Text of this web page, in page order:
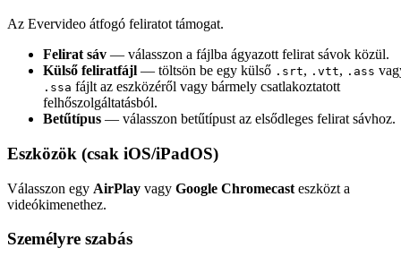
Az Evervideo átfogó feliratot támogat.
Felirat sáv — válasszon a fájlba ágyazott felirat sávok közül.
Külső feliratfájl — töltsön be egy külső .srt, .vtt, .ass
.ssa fájlt az eszközéről vagy bármely csatlakoztatott
felhőszolgáltatásból.
Betűtípus — válasszon betűtípust az elsődleges felirat sávhoz.
Eszközök (csak iOS/iPadOS)
Válasszon egy AirPlay vagy Google Chromecast eszközt a
videókimenethez.
Személyre szabás